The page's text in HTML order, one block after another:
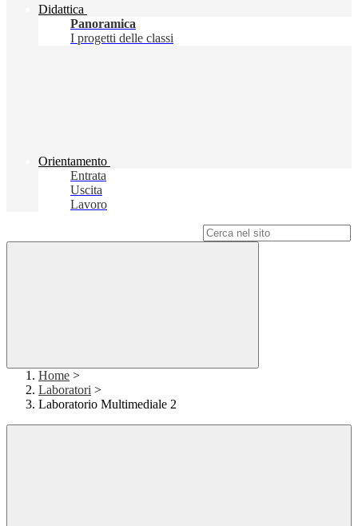
Didattica
Panoramica
I progetti delle classi
Orientamento
Entrata
Uscita
Lavoro
Home >
Laboratori >
Laboratorio Multimediale 2